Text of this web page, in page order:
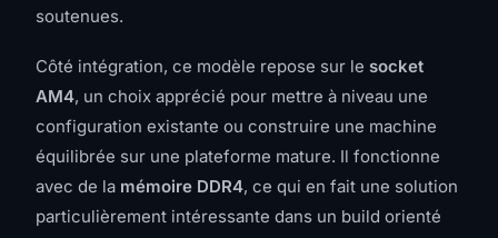
soutenues.
Côté intégration, ce modèle repose sur le socket
AM4, un choix apprécié pour mettre à niveau une
configuration existante ou construire une machine
équilibrée sur une plateforme mature. Il fonctionne
avec de la mémoire DDR4, ce qui en fait une solution
particulièrement intéressante dans un build orienté